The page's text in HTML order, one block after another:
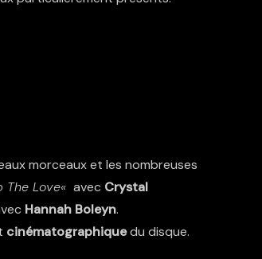
morceaux et les nombreuses
The Love« avec Crystal
Hannah Boleyn.
cinématographiquedu disque.